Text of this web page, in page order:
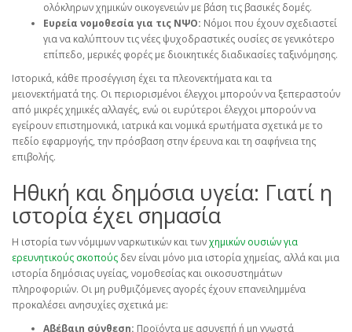
ολόκληρων χημικών οικογενειών με βάση τις βασικές δομές.
Ευρεία νομοθεσία για τις ΝΨΟ: Νόμοι που έχουν σχεδιαστεί
για να καλύπτουν τις νέες ψυχοδραστικές ουσίες σε γενικότερο
επίπεδο, μερικές φορές με διοικητικές διαδικασίες ταξινόμησης.
Ιστορικά, κάθε προσέγγιση έχει τα πλεονεκτήματα και τα
μειονεκτήματά της. Οι περιορισμένοι έλεγχοι μπορούν να ξεπεραστούν
από μικρές χημικές αλλαγές, ενώ οι ευρύτεροι έλεγχοι μπορούν να
εγείρουν επιστημονικά, ιατρικά και νομικά ερωτήματα σχετικά με το
πεδίο εφαρμογής, την πρόσβαση στην έρευνα και τη σαφήνεια της
επιβολής.
Ηθική και δημόσια υγεία: Γιατί η
ιστορία έχει σημασία
Η ιστορία των νόμιμων ναρκωτικών και τωνχημικών ουσιών για
ερευνητικούς σκοπούς δεν είναι μόνο μια ιστορία χημείας, αλλά και μια
ιστορία δημόσιας υγείας, νομοθεσίας και οικοσυστημάτων
πληροφοριών. Οι μη ρυθμιζόμενες αγορές έχουν επανειλημμένα
προκαλέσει ανησυχίες σχετικά με:
Αβέβαιη σύνθεση: Προϊόντα με ασυνεπή ή μη γνωστά